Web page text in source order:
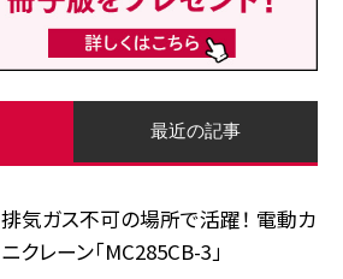
最近の記事
排気ガス不可の場所で活躍！ 電動カ
ニクレーン「MC285CB-3」